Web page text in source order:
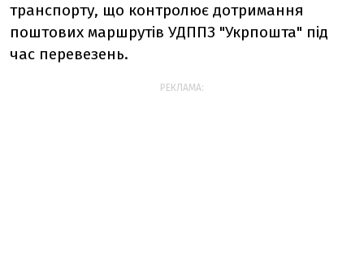
транспорту, що контролює дотримання
поштових маршрутів УДППЗ "Укрпошта" під
час перевезень.
РЕКЛАМА: